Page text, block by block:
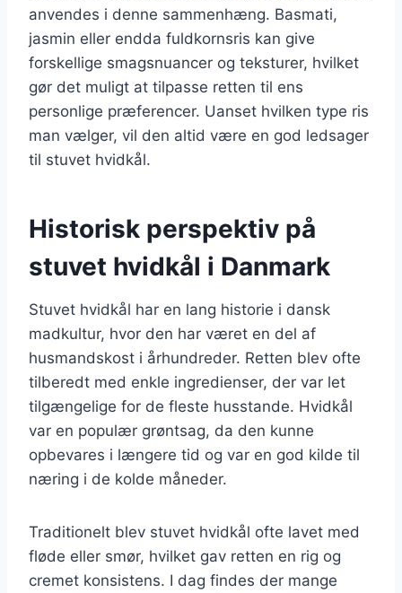
anvendes i denne sammenhæng. Basmati,
jasmin eller endda fuldkornsris kan give
forskellige smagsnuancer og teksturer, hvilket
gør det muligt at tilpasse retten til ens
personlige præferencer. Uanset hvilken type ris
man vælger, vil den altid være en god ledsager
til stuvet hvidkål.
Historisk perspektiv på
stuvet hvidkål i Danmark
Stuvet hvidkål har en lang historie i dansk
madkultur, hvor den har været en del af
husmandskost i århundreder. Retten blev ofte
tilberedt med enkle ingredienser, der var let
tilgængelige for de fleste husstande. Hvidkål
var en populær grøntsag, da den kunne
opbevares i længere tid og var en god kilde til
næring i de kolde måneder.
Traditionelt blev stuvet hvidkål ofte lavet med
fløde eller smør, hvilket gav retten en rig og
cremet konsistens. I dag findes der mange